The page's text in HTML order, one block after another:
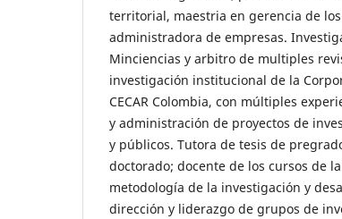
territorial, maestria en gerencia de
administradora de empresas.
Minciencias y arbitro de multiples
investigación institucional de la
CECAR Colombia, con múltiples
y administración de proyectos de
y públicos. Tutora de tesis de
doctorado; docente de los cursos de
metodología de la investigación y
dirección y liderazgo de grupos de